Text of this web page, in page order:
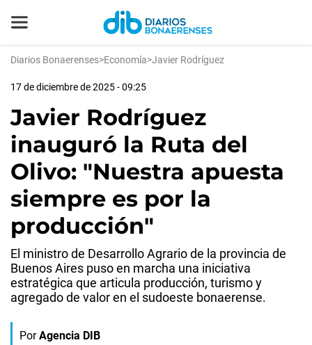
Diarios Bonaerenses>Economía>Javier Rodríguez
17 de diciembre de 2025 - 09:25
Javier Rodríguez
inauguró la Ruta del
Olivo: "Nuestra apuesta
siempre es por la
producción"
El ministro de Desarrollo Agrario de la provincia de
Buenos Aires puso en marcha una iniciativa
estratégica que articula producción, turismo y
agregado de valor en el sudoeste bonaerense.
Por Agencia DIB